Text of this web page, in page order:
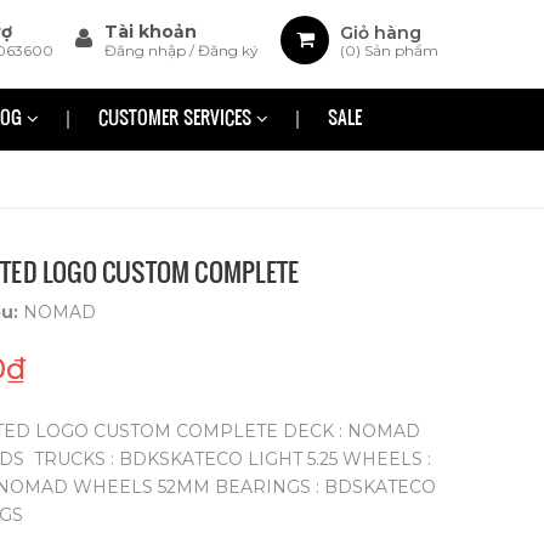
Giỏ hàng
(0) Sản phẩm
Tài khoản
Đăng nhập /Đăng ký
CUSTOMER SERVICES SALE
LOGO CUSTOM COMPLETE
NOMAD
LOGO CUSTOM COMPLETE DECK : NOMAD
TRUCKS : BDKSKATECO LIGHT 5.25 WHEELS :
WHEELS 52MM BEARINGS : BDSKATECO